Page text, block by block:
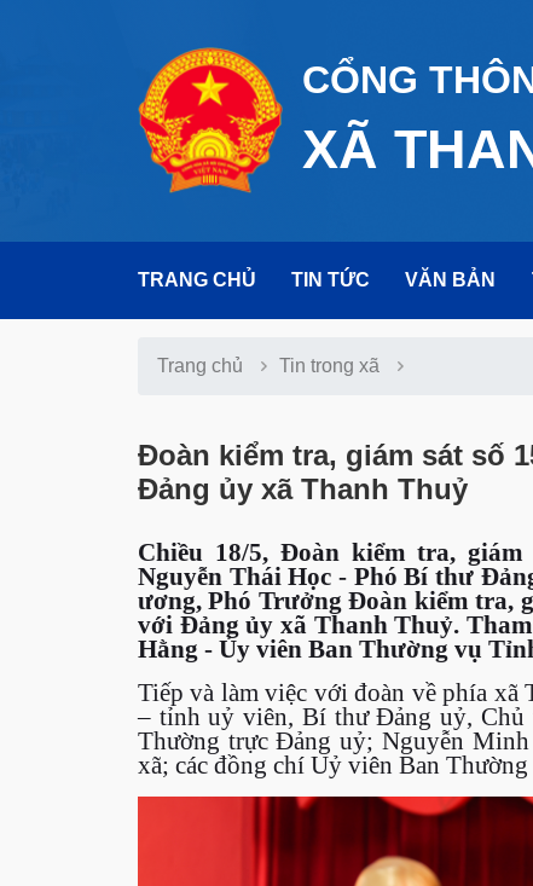
CỔNG
XÃ
TRANG CHỦ TIN TỨC VĂN BẢN
Trang chủ Tin trong xã
Đoàn kiểm tra, giám sát số
Đảng ủy xã Thanh Thuỷ
Chiều 18/5, Đoàn kiểm tra,
Nguyễn Thái Học - Phó Bí thư
ương, Phó Trưởng Đoàn kiểm tra,
với Đảng ủy xã Thanh Thuỷ.
Hằng - Ủy viên Ban Thường vụ
Tiếp và làm việc với đoàn về phía
– tỉnh uỷ viên, Bí thư Đảng uỷ,
Thường trực Đảng uỷ; Nguyễn
xã; các đồng chí Uỷ viên Ban